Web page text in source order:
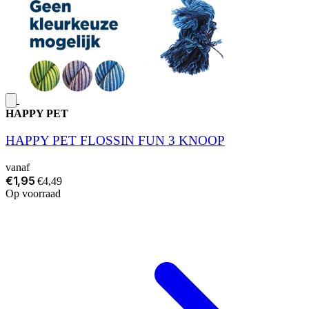
HAPPY PET
HAPPY PET FLOSSIN FUN 3 KNOOP
vanaf
€1,95 €4,49
Op voorraad